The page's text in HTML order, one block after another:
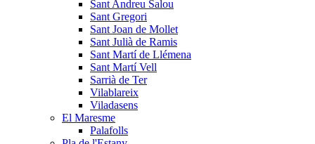
Sant Andreu Salou
Sant Gregori
Sant Joan de Mollet
Sant Julià de Ramis
Sant Martí de Llémena
Sant Martí Vell
Sarrià de Ter
Vilablareix
Viladasens
El Maresme
Palafolls